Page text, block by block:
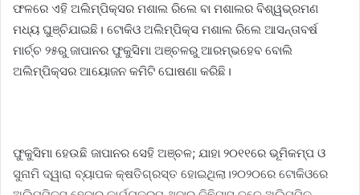
ଫଳରେ ଏହି ଅଲିମ୍ପିକ୍‍ସର ମଶାଲ ରିଲେ ବା ମଶାଲର ବିଶ୍ୱଭ୍ରମଣ
ମଧ୍ୟ ଘୁଞ୍ଚିଯାଇଛି। ଟୋକିଓ ଅଲିମ୍ପିକ୍‍ସ ମଶାଲ ରିଲେ ଆସନ୍ତାବର୍ଷ
ମାର୍ଚ୍ଚ ୨୫ରୁ ଜାପାନର ଫୁକୁସିମା ଅଞ୍ଚଳରୁ ଆରମ୍ଭହେବ ବୋଲି
ଅଲିମ୍ପିକ୍‍ସର ଆୟୋଜନ କମିଟି ଘୋଷଣା କରିଛି।
ଫୁକୁସିମା ହେଉଛି ଜାପାନର ସେହି ଅଞ୍ଚଳ; ଯାହା ୨୦୧୧ରେ ଭୂମିକମ୍ପ ଓ
ସୁନାମି ଦ୍ୱାରା ବ୍ୟାପକ କ୍ଷତିଗ୍ରସ୍ତ ହୋଇଥିଲା।୨୦୨୦ରେ ଟୋକିଓରେ